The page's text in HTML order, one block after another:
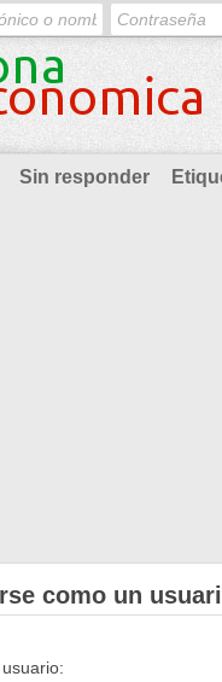
Sin responder
como un